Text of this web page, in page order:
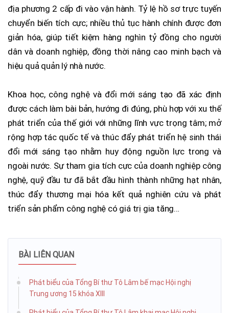
địa phương 2 cấp đi vào vận hành. Tỷ lệ hồ sơ trực tuyến
chuyển biến tích cực; nhiều thủ tục hành chính được đơn
giản hóa, giúp tiết kiệm hàng nghìn tỷ đồng cho người
dân và doanh nghiệp, đồng thời nâng cao minh bạch và
hiệu quả quản lý nhà nước.
Khoa học, công nghệ và đổi mới sáng tạo đã xác định
được cách làm bài bản, hướng đi đúng, phù hợp với xu thế
phát triển của thế giới với những lĩnh vực trọng tâm; mở
rộng hợp tác quốc tế và thúc đẩy phát triển hệ sinh thái
đổi mới sáng tạo nhằm huy động nguồn lực trong và
ngoài nước. Sự tham gia tích cực của doanh nghiệp công
nghệ, quỹ đầu tư đã bắt đầu hình thành những hạt nhân,
thúc đẩy thương mại hóa kết quả nghiên cứu và phát
triển sản phẩm công nghệ có giá trị gia tăng…
BÀI LIÊN QUAN
Phát biểu của Tổng Bí thư Tô Lâm bế mạc Hội nghị
Trung ương 15 khóa XIII